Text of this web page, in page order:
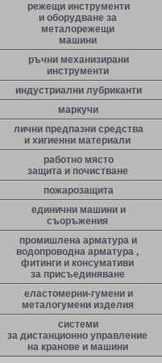
режещи инструменти
и оборудване за
металорежещи
машини
ръчни механизирани
инструменти
индустриални лубриканти
маркучи
лични предпазни средства
и хигиенни материали
работно място
защита и почистване
пожарозащита
единични машини и
съоръжения
промишлена арматура и
водопроводна арматура ,
фитинги и консумативи
за присъединяване
еластомерни-гумени и
металогумени изделия
системи
за дистанционно управление
на кранове и машини